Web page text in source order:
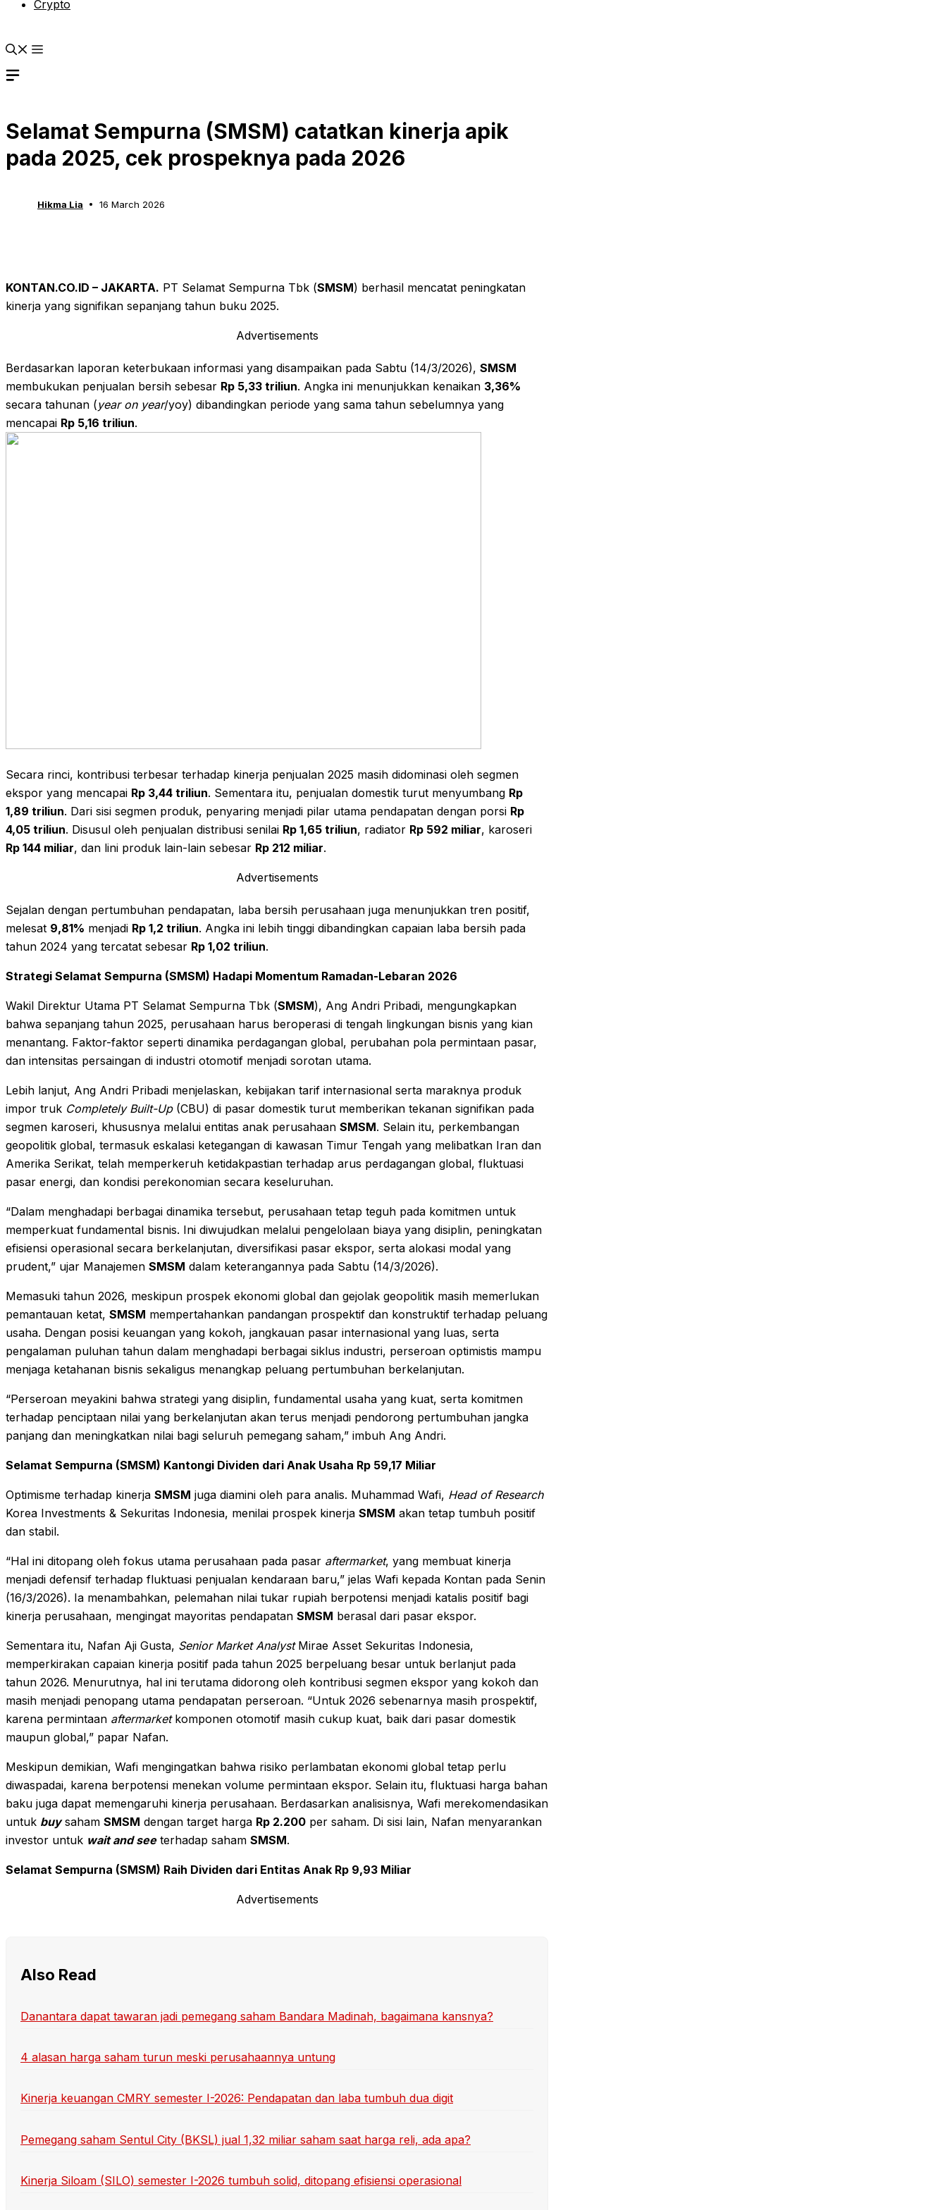
Crypto
Selamat Sempurna (SMSM) catatkan kinerja apik
pada 2025, cek prospeknya pada 2026
Hikma Lia 16 March 2026
KONTAN.CO.ID – JAKARTA. PT Selamat Sempurna Tbk (SMSM) berhasil mencatat peningkatan
kinerja yang signifikan sepanjang tahun buku 2025.
Advertisements
Berdasarkan laporan keterbukaan informasi yang disampaikan pada Sabtu (14/3/2026), SMSM
membukukan penjualan bersih sebesar Rp 5,33 triliun. Angka ini menunjukkan kenaikan 3,36%
secara tahunan (year on year/yoy) dibandingkan periode yang sama tahun sebelumnya yang
mencapai Rp 5,16 triliun.
Secara rinci, kontribusi terbesar terhadap kinerja penjualan 2025 masih didominasi oleh segmen
ekspor yang mencapai Rp 3,44 triliun. Sementara itu, penjualan domestik turut menyumbang Rp
1,89 triliun. Dari sisi segmen produk, penyaring menjadi pilar utama pendapatan dengan porsi Rp
4,05 triliun. Disusul oleh penjualan distribusi senilai Rp 1,65 triliun, radiator Rp 592 miliar, karoseri
Rp 144 miliar, dan lini produk lain-lain sebesar Rp 212 miliar.
Advertisements
Sejalan dengan pertumbuhan pendapatan, laba bersih perusahaan juga menunjukkan tren positif,
melesat 9,81% menjadi Rp 1,2 triliun. Angka ini lebih tinggi dibandingkan capaian laba bersih pada
tahun 2024 yang tercatat sebesar Rp 1,02 triliun.
Strategi Selamat Sempurna (SMSM) Hadapi Momentum Ramadan-Lebaran 2026
Wakil Direktur Utama PT Selamat Sempurna Tbk (SMSM), Ang Andri Pribadi, mengungkapkan
bahwa sepanjang tahun 2025, perusahaan harus beroperasi di tengah lingkungan bisnis yang kian
menantang. Faktor-faktor seperti dinamika perdagangan global, perubahan pola permintaan pasar,
dan intensitas persaingan di industri otomotif menjadi sorotan utama.
Lebih lanjut, Ang Andri Pribadi menjelaskan, kebijakan tarif internasional serta maraknya produk
impor truk Completely Built-Up(CBU) di pasar domestik turut memberikan tekanan signifikan pada
segmen karoseri, khususnya melalui entitas anak perusahaan SMSM. Selain itu, perkembangan
geopolitik global, termasuk eskalasi ketegangan di kawasan Timur Tengah yang melibatkan Iran dan
Amerika Serikat, telah memperkeruh ketidakpastian terhadap arus perdagangan global, fluktuasi
pasar energi, dan kondisi perekonomian secara keseluruhan.
“Dalam menghadapi berbagai dinamika tersebut, perusahaan tetap teguh pada komitmen untuk
memperkuat fundamental bisnis. Ini diwujudkan melalui pengelolaan biaya yang disiplin, peningkatan
efisiensi operasional secara berkelanjutan, diversifikasi pasar ekspor, serta alokasi modal yang
prudent,” ujar Manajemen SMSM dalam keterangannya pada Sabtu (14/3/2026).
Memasuki tahun 2026, meskipun prospek ekonomi global dan gejolak geopolitik masih memerlukan
pemantauan ketat, SMSM mempertahankan pandangan prospektif dan konstruktif terhadap peluang
usaha. Dengan posisi keuangan yang kokoh, jangkauan pasar internasional yang luas, serta
pengalaman puluhan tahun dalam menghadapi berbagai siklus industri, perseroan optimistis mampu
menjaga ketahanan bisnis sekaligus menangkap peluang pertumbuhan berkelanjutan.
“Perseroan meyakini bahwa strategi yang disiplin, fundamental usaha yang kuat, serta komitmen
terhadap penciptaan nilai yang berkelanjutan akan terus menjadi pendorong pertumbuhan jangka
panjang dan meningkatkan nilai bagi seluruh pemegang saham,” imbuh Ang Andri.
Selamat Sempurna (SMSM) Kantongi Dividen dari Anak Usaha Rp 59,17 Miliar
Optimisme terhadap kinerja SMSM juga diamini oleh para analis. Muhammad Wafi, Head of Research
Korea Investments & Sekuritas Indonesia, menilai prospek kinerja SMSM akan tetap tumbuh positif
dan stabil.
“Hal ini ditopang oleh fokus utama perusahaan pada pasar aftermarket, yang membuat kinerja
menjadi defensif terhadap fluktuasi penjualan kendaraan baru,” jelas Wafi kepada Kontan pada Senin
(16/3/2026). Ia menambahkan, pelemahan nilai tukar rupiah berpotensi menjadi katalis positif bagi
kinerja perusahaan, mengingat mayoritas pendapatan SMSM berasal dari pasar ekspor.
Sementara itu, Nafan Aji Gusta, Senior Market AnalystMirae Asset Sekuritas Indonesia,
memperkirakan capaian kinerja positif pada tahun 2025 berpeluang besar untuk berlanjut pada
tahun 2026. Menurutnya, hal ini terutama didorong oleh kontribusi segmen ekspor yang kokoh dan
masih menjadi penopang utama pendapatan perseroan. “Untuk 2026 sebenarnya masih prospektif,
karena permintaan aftermarketkomponen otomotif masih cukup kuat, baik dari pasar domestik
maupun global,” papar Nafan.
Meskipun demikian, Wafi mengingatkan bahwa risiko perlambatan ekonomi global tetap perlu
diwaspadai, karena berpotensi menekan volume permintaan ekspor. Selain itu, fluktuasi harga bahan
baku juga dapat memengaruhi kinerja perusahaan. Berdasarkan analisisnya, Wafi merekomendasikan
untuk buysaham SMSM dengan target harga Rp 2.200 per saham. Di sisi lain, Nafan menyarankan
investor untuk wait and seeterhadap saham SMSM.
Selamat Sempurna (SMSM) Raih Dividen dari Entitas Anak Rp 9,93 Miliar
Advertisements
Also Read
Danantara dapat tawaran jadi pemegang saham Bandara Madinah, bagaimana kansnya?
4 alasan harga saham turun meski perusahaannya untung
Kinerja keuangan CMRY semester I-2026: Pendapatan dan laba tumbuh dua digit
Pemegang saham Sentul City (BKSL) jual 1,32 miliar saham saat harga reli, ada apa?
Kinerja Siloam (SILO) semester I-2026 tumbuh solid, ditopang efisiensi operasional